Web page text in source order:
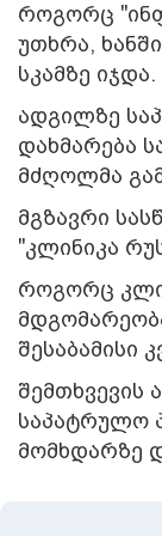
როგორც
უთხრა,
სკამზე იჯდა.
ადგილზე
დახმარება
მძღოლმა
მგზავრი
"კლინიკა
როგორც
შესაბამისი
საპატრულო
მომხდარზე